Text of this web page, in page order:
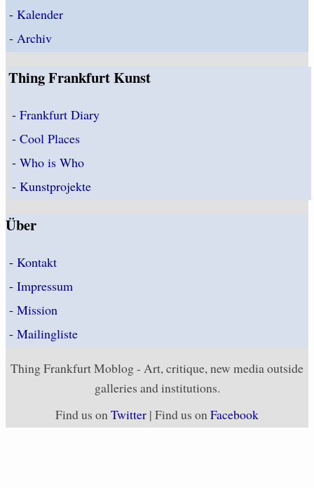
- Kalender
- Archiv
Thing Frankfurt Kunst
-Frankfurt Diary
-Cool Places
-Who is Who
-Kunstprojekte
Über
- Kontakt
- Impressum
- Mission
- Mailingliste
Thing Frankfurt Moblog - Art, critique, new media outside
galleries and institutions.
Find us onTwitter | Find us onFacebook